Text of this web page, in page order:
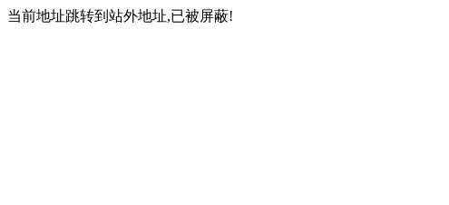
当前地址跳转到站外地址,已被屏蔽!